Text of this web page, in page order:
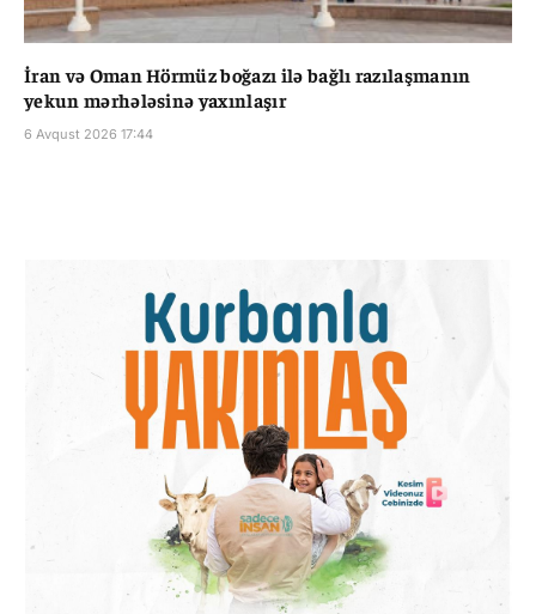
İran və Oman Hörmüz boğazı ilə bağlı razılaşmanın
yekun mərhələsinə yaxınlaşır
6 Avqust 2026 17:44